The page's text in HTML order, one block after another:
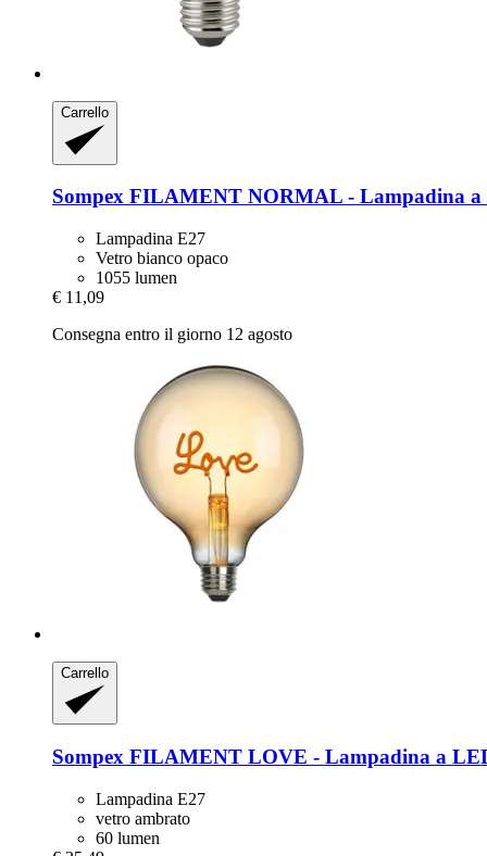
Carrello
Sompex FILAMENT NORMAL -​ Lampadina a
Lampadina E27
Vetro bianco opaco
1055 lumen
€ 11,09
Consegna entro il giorno 12 agosto
Carrello
Sompex FILAMENT LOVE -​ Lampadina a
Lampadina E27
vetro ambrato
60 lumen